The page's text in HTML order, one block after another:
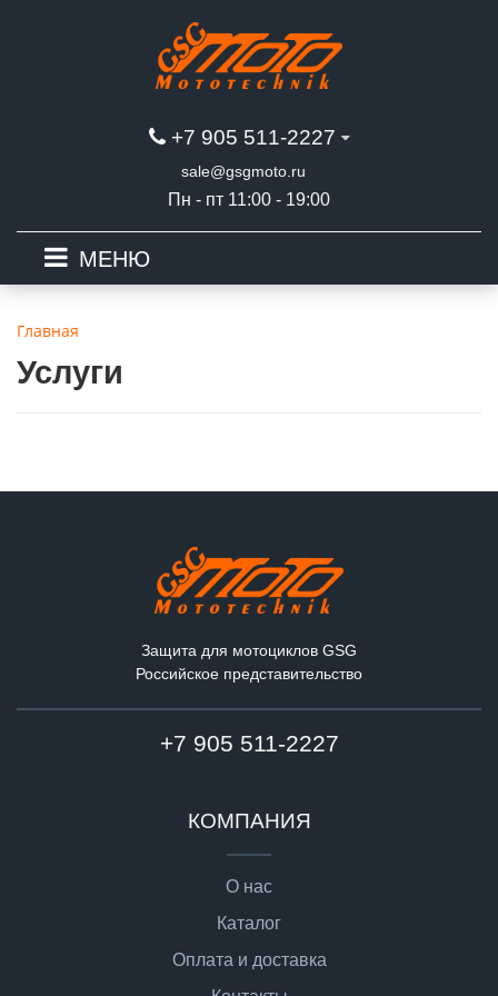
+7 905 511-2227
sale@gsgmoto.ru
Пн - пт 11:00 - 19:00
МЕНЮ
Главная
Услуги
Защита для мотоциклов GSG
Российское представительство
+7 905 511-2227
КОМПАНИЯ
О нас
Каталог
Оплата и доставка